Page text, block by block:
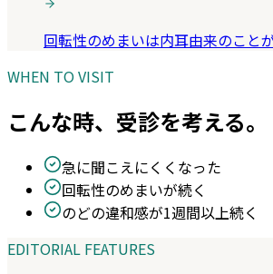
回転性のめまいは内耳由来のことが
WHEN TO VISIT
こんな時、受診を考える。
急に聞こえにくくなった
回転性のめまいが続く
のどの違和感が1週間以上続く
EDITORIAL FEATURES